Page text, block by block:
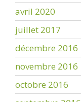
avril 2020
juillet 2017
décembre 2016
novembre 2016
octobre 2016